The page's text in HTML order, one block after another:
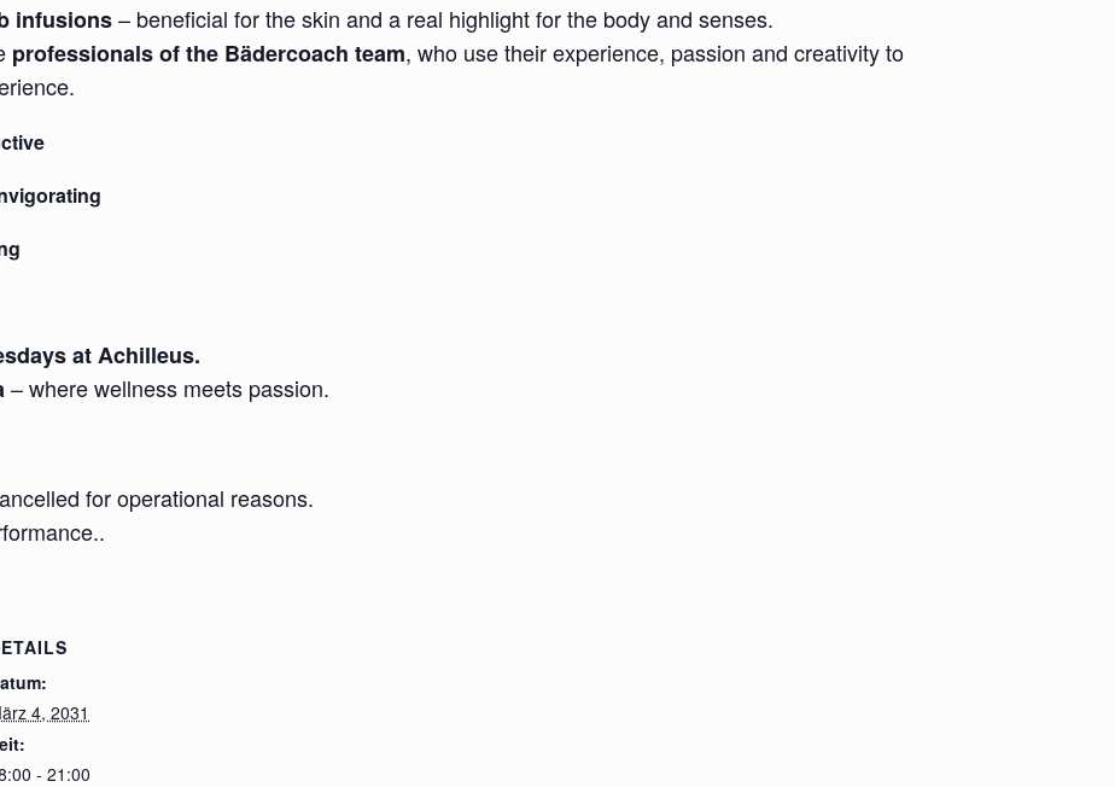
infusions– beneficial for the skin and a real highlight for the body and senses.
professionals of the Bädercoach team, who use their experience, passion and creativity to
at Achilleus.
– where wellness meets passion.
for operational reasons.
4, 2031
- 21:00